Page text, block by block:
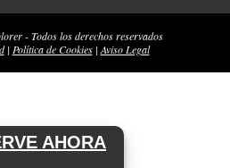
- Todos los derechos reservados
| Política de Cookies| Aviso Legal
AHORA